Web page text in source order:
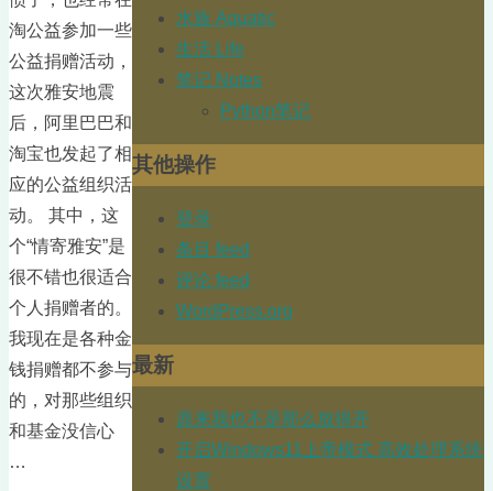
淘公益参加一些
公益捐赠活动，
这次雅安地震
后，阿里巴巴和
淘宝也发起了相
应的公益组织活
动。 其中，这
个“情寄雅安”是
很不错也很适合
个人捐赠者的。
我现在是各种金
钱捐赠都不参与
的，对那些组织
和基金没信心
…
水族 Aquatic
生活 Life
笔记 Notes
Python笔记
其他操作
登录
条目 feed
评论 feed
WordPress.org
最新
原来我也不是那么放得开
开启Windows11上帝模式 高效处理系统
设置